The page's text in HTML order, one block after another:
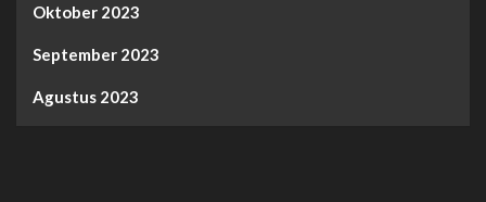
Oktober 2023
September 2023
Agustus 2023